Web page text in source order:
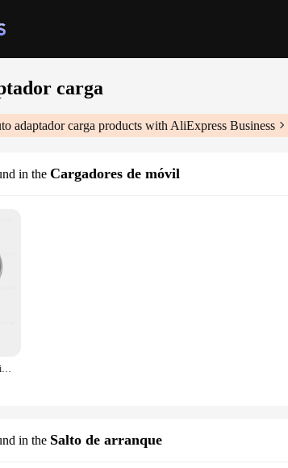
carga
adaptador carga products with AliExpress Business
in the Cargadores de móvil
Cargador de coche de carga rápida tipo C, adaptador de teléfono móvil para iPhone, Samsung, Huawei, Xiaomi, QC 250, 4USB PD, 3,0 W
in the Salto de arranque